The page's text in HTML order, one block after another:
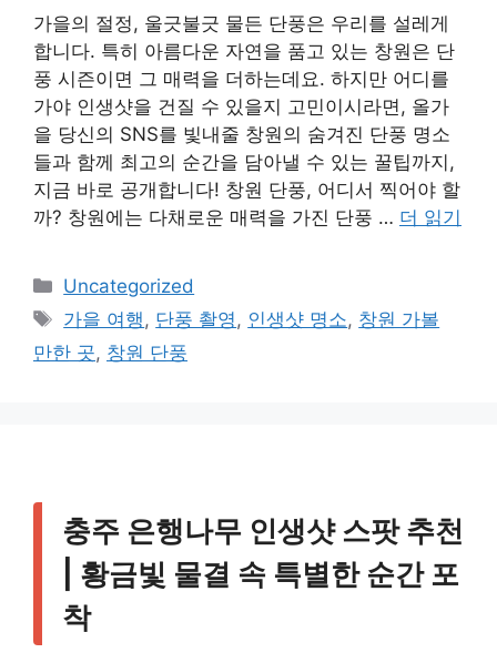
가을의 절정, 울긋불긋 물든 단풍은 우리를 설레게
합니다. 특히 아름다운 자연을 품고 있는 창원은 단
풍 시즌이면 그 매력을 더하는데요. 하지만 어디를
가야 인생샷을 건질 수 있을지 고민이시라면, 올가
을 당신의 SNS를 빛내줄 창원의 숨겨진 단풍 명소
들과 함께 최고의 순간을 담아낼 수 있는 꿀팁까지,
지금 바로 공개합니다! 창원 단풍, 어디서 찍어야 할
까? 창원에는 다채로운 매력을 가진 단풍 … 더 읽기
카
테
고
리
Uncategorized
태
그
가을 여행 , 단풍 촬영 , 인생샷 명소, 창원 가볼
만한 곳, 창원 단풍
충주 은행나무 인생샷 스팟 추천
| 황금빛 물결 속 특별한 순간 포
착